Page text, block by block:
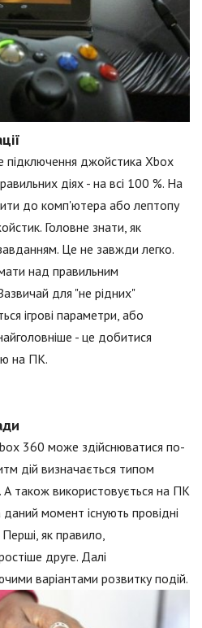
підключення джойстика Xbox
діях - на всі 100 %. На
до комп'ютера або лептопу
Головне знати, як
Це не завжди легко.
над правильним
для "не рідних"
ігрові параметри, або
- це добитися
на ПК.
360 може здійснюватися по-
дій визначається типом
А також використовується на ПК
момент існують провідні
як правило,
друге. Далі
варіантами розвитку подій.